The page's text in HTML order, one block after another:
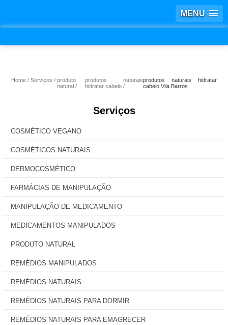
MENU
Home Serviços
produto
natural
produtos naturais
hidratar cabelo
produtos naturais hidratar
cabelo Vila Barros
Serviços
COSMÉTICO VEGANO
COSMÉTICOS NATURAIS
DERMOCOSMÉTICO
FARMÁCIAS DE MANIPULAÇÃO
MANIPULAÇÃO DE MEDICAMENTO
MEDICAMENTOS MANIPULADOS
PRODUTO NATURAL
REMÉDIOS MANIPULADOS
REMÉDIOS NATURAIS
REMÉDIOS NATURAIS PARA DORMIR
REMÉDIOS NATURAIS PARA EMAGRECER